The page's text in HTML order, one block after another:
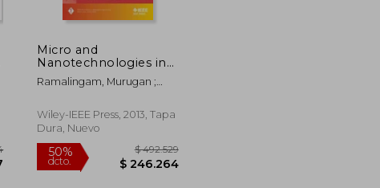
$ 167.355
$ 83.677
40%
dcto.
Micro and
Nanotechnologies in
Engineering Stem
Cells and Tissues (en
Ramalingam, Murugan ;
Ramakrishna, Seeram
Wiley-IEEE Press, 2013, Tapa
Dura, Nuevo